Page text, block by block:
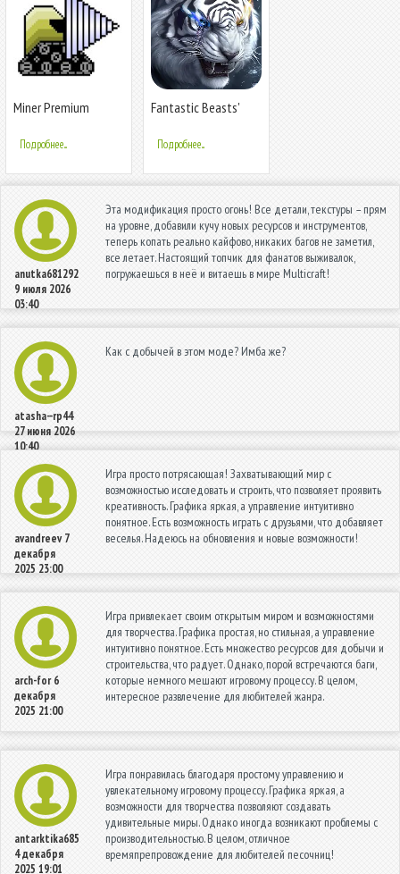
Miner Premium
Подробнее...
Fantastic Beasts'
Подробнее...
anutka681292
9 июля 2026
03:40
Эта модификация просто огонь! Все детали, текстуры – прям
на уровне, добавили кучу новых ресурсов и инструментов,
теперь копать реально кайфово, никаких багов не заметил,
все летает. Настоящий топчик для фанатов выживалок,
погружаешься в неё и витаешь в мире Multicraft!
atasha--rp44
27 июня 2026
10:40
Как с добычей в этом моде? Имба же?
avandreev 7
декабря
2025 23:00
Игра просто потрясающая! Захватывающий мир с
возможностью исследовать и строить, что позволяет проявить
креативность. Графика яркая, а управление интуитивно
понятное. Есть возможность играть с друзьями, что добавляет
веселья. Надеюсь на обновления и новые возможности!
arch-for 6
декабря
2025 21:00
Игра привлекает своим открытым миром и возможностями
для творчества. Графика простая, но стильная, а управление
интуитивно понятное. Есть множество ресурсов для добычи и
строительства, что радует. Однако, порой встречаются баги,
которые немного мешают игровому процессу. В целом,
интересное развлечение для любителей жанра.
antarktika685
4 декабря
2025 19:01
Игра понравилась благодаря простому управлению и
увлекательному игровому процессу. Графика яркая, а
возможности для творчества позволяют создавать
удивительные миры. Однако иногда возникают проблемы с
производительностью. В целом, отличное
времяпрепровождение для любителей песочниц!